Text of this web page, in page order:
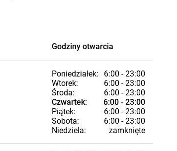
Godziny otwarcia
Poniedziałek:
6:00 - 23:00
Wtorek:
6:00 - 23:00
Środa:
6:00 - 23:00
Czwartek:
6:00 - 23:00
Piątek:
6:00 - 23:00
Sobota:
6:00 - 23:00
Niedziela:
zamknięte